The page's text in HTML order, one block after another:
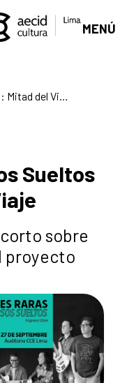
MENÚ
Aves Raras. Versos Sueltos 2024: Mitad del Viaje
Sueltos
sobre
proyecto